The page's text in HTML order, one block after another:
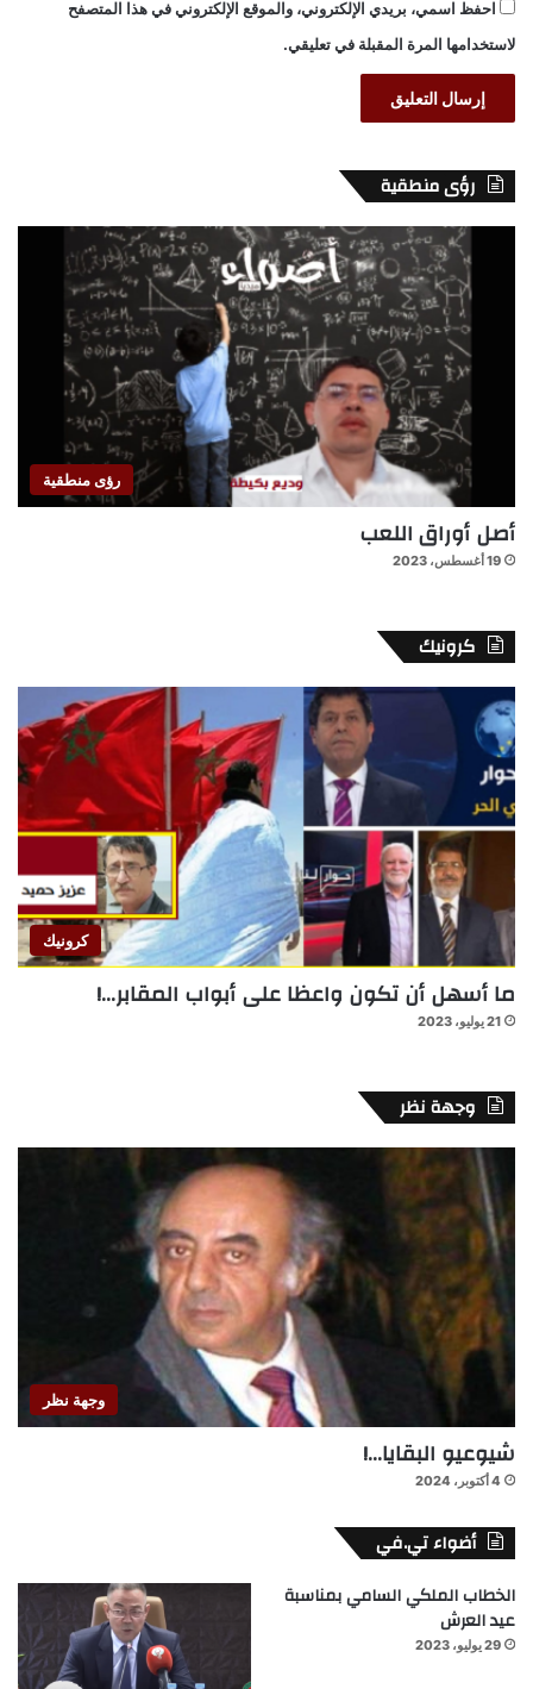
احفظ اسمي، بريدي الإلكتروني، والموقع الإلكتروني في هذا المتصفح
لاستخدامها المرة المقبلة في تعليقي.
رؤى منطقية
رؤى منطقية
أصل أوراق اللعب
19 أغسطس، 2023
كرونيك
كرونيك
ما أسهل أن تكون واعظا على أبواب المقابر…!
21 يوليو، 2023
وجهة نظر
وجهة نظر
شيوعيو البقايا…!
4 أكتوبر، 2024
أضواء تي.في
الخطاب الملكي السامي بمناسبة
عيد العرش
29 يوليو، 2023